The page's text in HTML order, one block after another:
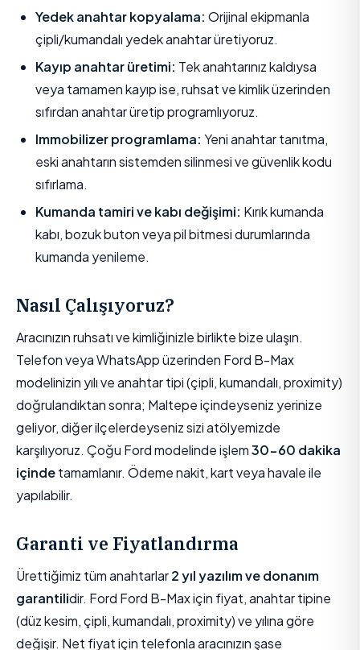
Yedek anahtar kopyalama: Orijinal ekipmanla
çipli/kumandalı yedek anahtar üretiyoruz.
Kayıp anahtar üretimi: Tek anahtarınız kaldıysa
veya tamamen kayıp ise, ruhsat ve kimlik üzerinden
sıfırdan anahtar üretip programlıyoruz.
Immobilizer programlama: Yeni anahtar tanıtma,
eski anahtarın sistemden silinmesi ve güvenlik kodu
sıfırlama.
Kumanda tamiri ve kabı değişimi: Kırık kumanda
kabı, bozuk buton veya pil bitmesi durumlarında
kumanda yenileme.
Nasıl Çalışıyoruz?
Aracınızın ruhsatı ve kimliğinizle birlikte bize ulaşın.
Telefon veya WhatsApp üzerinden Ford B-Max
modelinizin yılı ve anahtar tipi (çipli, kumandalı, proximity)
doğrulandıktan sonra; Maltepe içindeyseniz yerinize
geliyor, diğer ilçelerdeyseniz sizi atölyemizde
karşılıyoruz. Çoğu Ford modelinde işlem30-60 dakika
içindetamamlanır. Ödeme nakit, kart veya havale ile
yapılabilir.
Garanti ve Fiyatlandırma
Ürettiğimiz tüm anahtarlar2 yıl yazılım ve donanım
garantilidir. Ford Ford B-Max için fiyat, anahtar tipine
(düz kesim, çipli, kumandalı, proximity) ve yılına göre
değişir. Net fiyat için telefonla aracınızın şase